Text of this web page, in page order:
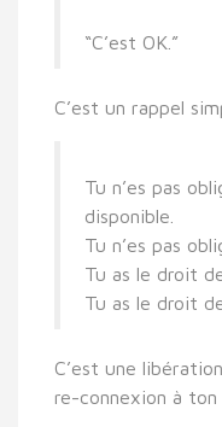
“C’est OK.”
C’est un rappel
Tu n’es pas
disponible.
Tu n’es pas
Tu as le droit
Tu as le droit
C’est une
re-connexion à